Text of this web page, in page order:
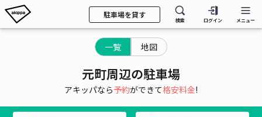
駐車場を貸す
検索 ログイン メニュー
一覧 地図
元町周辺の駐車場
アキッパなら予約ができて格安料金!